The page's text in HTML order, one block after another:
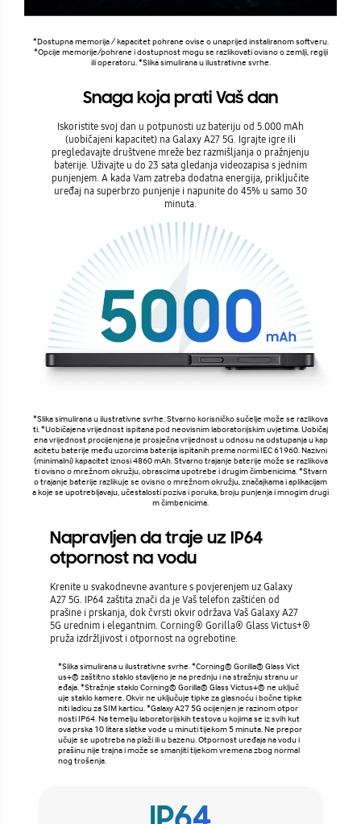
*Dostupna memorija / kapacitet pohrane ovise o unaprijed instaliranom softveru.
*Opcije memorije/pohrane i dostupnost mogu se razlikovati ovisno o zemlji, regiji
ili operatoru. *Slika simulirana u ilustrativne svrhe.
Snaga koja prati Vaš dan
Iskoristite svoj dan u potpunosti uz bateriju od 5.000 mAh
(uobičajeni kapacitet) na Galaxy A27 5G. Igrajte igre ili
pregledavajte društvene mreže bez razmišljanja o pražnjenju
baterije. Uživajte u do 23 sata gledanja videozapisa s jednim
punjenjem. A kada Vam zatreba dodatna energija, priključite
uređaj na superbrzo punjenje i napunite do 45% u samo 30
minuta.
*Slika simulirana u ilustrativne svrhe. Stvarno korisničko sučelje može se razlikova
ti. *Uobičajena vrijednost ispitana pod neovisnim laboratorijskim uvjetima. Uobičaj
ena vrijednost procijenjena je prosječna vrijednost u odnosu na odstupanja u kap
acitetu baterije među uzorcima baterija ispitanih prema normi IEC 61960. Nazivni
(minimalni) kapacitet iznosi 4860 mAh. Stvarno trajanje baterije može se razlikova
ti ovisno o mrežnom okružju, obrascima upotrebe i drugim čimbenicima. *Stvarn
o trajanje baterije razlikuje se ovisno o mrežnom okružju, značajkama i aplikacijam
a koje se upotrebljavaju, učestalosti poziva i poruka, broju punjenja i mnogim drugi
m čimbenicima.
Napravljen da traje uz IP64
otpornost na vodu
Krenite u svakodnevne avanture s povjerenjem uz Galaxy
A27 5G. IP64 zaštita znači da je Vaš telefon zaštićen od
prašine i prskanja, dok čvrsti okvir održava Vaš Galaxy A27
5G urednim i elegantnim. Corning® Gorilla® Glass Victus+®
pruža izdržljivost i otpornost na ogrebotine.
*Slika simulirana u ilustrativne svrhe. *Corning® Gorilla® Glass Vict
us+® zaštitno staklo stavljeno je na prednju i na stražnju stranu ur
eđaja. *Stražnje staklo Corning® Gorilla® Glass Victus+® ne uključ
uje staklo kamere. Okvir ne uključuje tipke za glasnoću i bočne tipke
niti ladicu za SIM karticu. *Galaxy A27 5G ocijenjen je razinom otpor
nosti IP64. Na temelju laboratorijskih testova u kojima se iz svih kut
ova prska 10 litara slatke vode u minuti tijekom 5 minuta. Ne prepor
učuje se upotreba na plaži ili u bazenu. Otpornost uređaja na vodu i
prašinu nije trajna i može se smanjiti tijekom vremena zbog normal
nog trošenja.